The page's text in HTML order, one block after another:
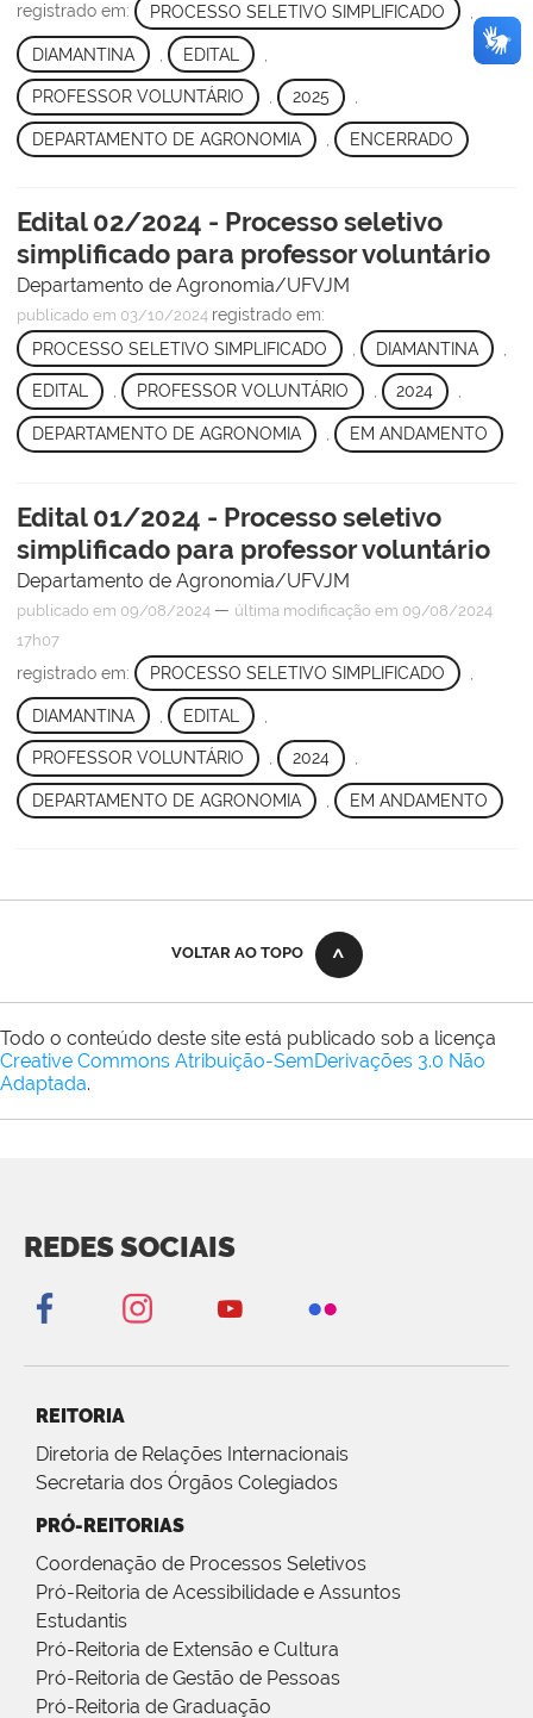
registrado em: PROCESSO SELETIVO SIMPLIFICADO
DIAMANTINA EDITAL
PROFESSOR VOLUNTÁRIO , 2025 ,
DEPARTAMENTO DE AGRONOMIA ENCERRADO
Edital 02/2024 - Processo seletivo
simplificado para professor voluntário
Departamento de Agronomia/UFVJM
publicado em 03/10/2024 registrado em:
PROCESSO SELETIVO SIMPLIFICADO
DIAMANTINA
EDITAL , PROFESSOR VOLUNTÁRIO , 2024 ,
DEPARTAMENTO DE AGRONOMIA EM ANDAMENTO
Edital 01/2024 - Processo seletivo
simplificado para professor voluntário
Departamento de Agronomia/UFVJM
publicado em 09/08/2024 — última modificação em 09/08/2024
17h07
registrado em: PROCESSO SELETIVO SIMPLIFICADO
DIAMANTINA EDITAL
PROFESSOR VOLUNTÁRIO , 2024 ,
DEPARTAMENTO DE AGRONOMIA EM ANDAMENTO
VOLTAR AO TOPO
Todo o conteúdo deste site está publicado sob a licença
Creative Commons Atribuição-SemDerivações 3.0 Não
Adaptada.
REDES SOCIAIS
REITORIA
Diretoria de Relações Internacionais
Secretaria dos Órgãos Colegiados
PRÓ-REITORIAS
Coordenação de Processos Seletivos
Pró-Reitoria de Acessibilidade e Assuntos
Estudantis
Pró-Reitoria de Extensão e Cultura
Pró-Reitoria de Gestão de Pessoas
Pró-Reitoria de Graduação